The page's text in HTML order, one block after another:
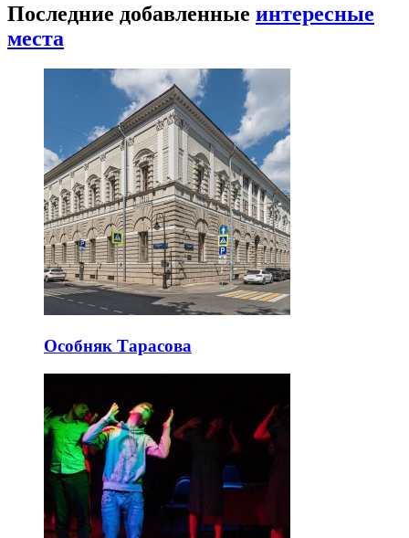
Последние добавленные интересные
места
Особняк Тарасова